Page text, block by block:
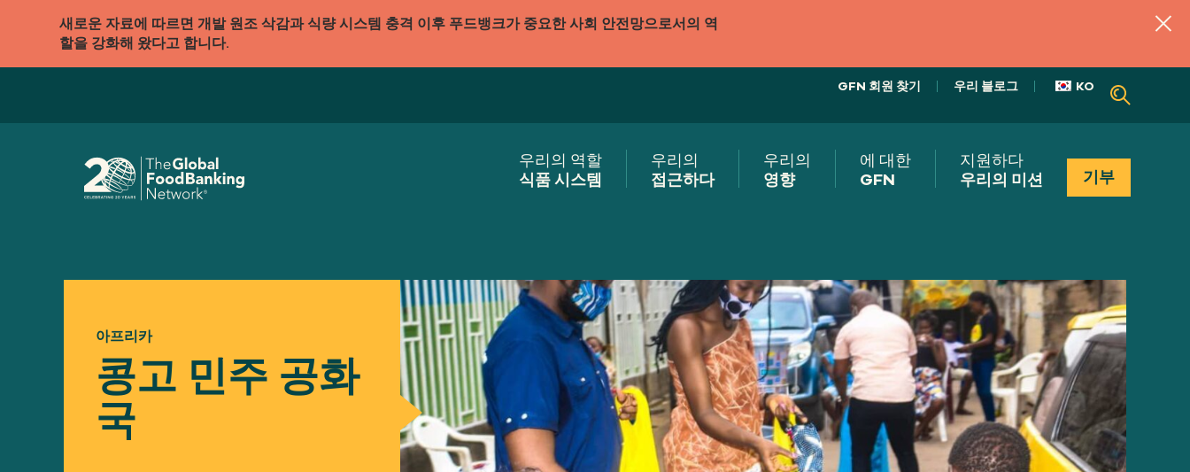
새로운 자료에 따르면 개발 원조 삭감과 식량 시스템 충격 이후 푸드뱅크가 중요한 사회 안전망으로서의 역
할을 강화해 왔다고 합니다.
GFN 회원 찾기 우리 블로그 KO
우리의 역할
식품 시스템
우리의
접근하다
우리의
영향
에 대한
GFN
지원하다
우리의 미션
기부
아프리카
콩고 민주 공화
국